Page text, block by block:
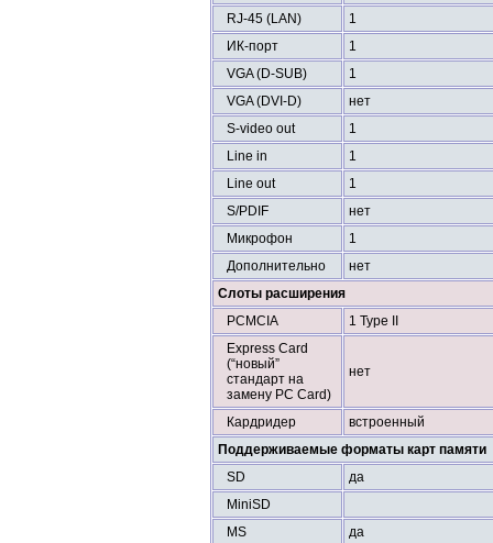
RJ-45 (LAN)
1
ИК-порт
1
VGA (D-SUB)
1
VGA (DVI-D)
нет
S-video out
1
Line in
1
Line out
1
S/PDIF
нет
Микрофон
1
Дополнительно
нет
Слоты расширения
PCMCIA
1 Type II
Express Card
(“новый”
стандарт на
замену PC Card)
нет
Кардридер
встроенный
Поддерживаемые форматы карт памяти
SD
да
MiniSD
MS
да